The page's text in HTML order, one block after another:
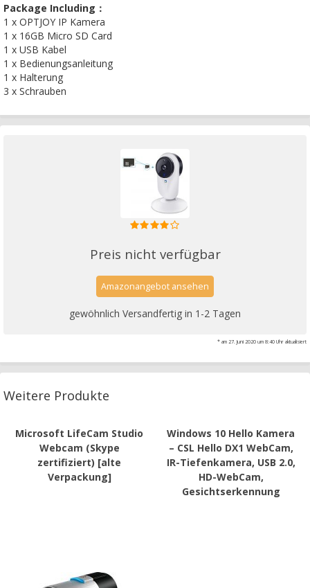
Package Including：
1 x OPTJOY IP Kamera
1 x 16GB Micro SD Card
1 x USB Kabel
1 x Bedienungsanleitung
1 x Halterung
3 x Schrauben
Preis nicht verfügbar
Amazonangebot ansehen
gewöhnlich Versandfertig in 1-2 Tagen
* am 27. Juni 2020 um 8:40 Uhr aktualisiert
Weitere Produkte
Microsoft LifeCam Studio
Webcam (Skype
zertifiziert) [alte
Verpackung]
Windows 10 Hello Kamera
– CSL Hello DX1 WebCam,
IR-Tiefenkamera, USB 2.0,
HD-WebCam,
Gesichtserkennung